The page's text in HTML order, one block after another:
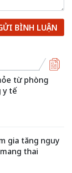
BÌNH LUẬN
từ phòng
y tế
gia tăng nguy
thai